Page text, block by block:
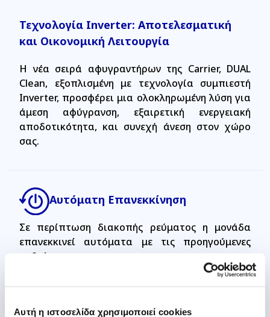
Αυτή η ιστοσελίδα χρησιμοποιεί cookies
Τεχνολογία Inverter: Αποτελεσματική
και Οικονομική Λειτουργία
Η νέα σειρά αφυγραντήρων της Carrier, DUAL
Clean, εξοπλισμένη με τεχνολογία συμπιεστή
Inverter, προσφέρει μια ολοκληρωμένη λύση για
άμεση αφύγρανση, εξαιρετική ενεργειακή
αποδοτικότητα, και συνεχή άνεση στον χώρο
σας.
Αυτόματη Επανεκκίνηση
Σε περίπτωση διακοπής ρεύματος η μονάδα
επανεκκινεί αυτόματα με τις προηγούμενες
ρυθμίσεις.